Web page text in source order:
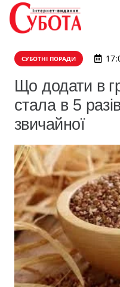
СУБОТНІ ПОРАДИ
Що додати в
стала в 5
звичайної